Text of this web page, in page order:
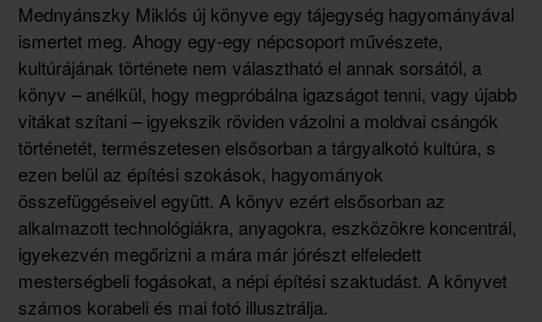
Mednyánszky Miklós új könyve egy tájegység hagyományával
ismertet meg. Ahogy egy-egy népcsoport művészete,
kultúrájának története nem választható el annak sorsától, a
könyv – anélkül, hogy megpróbálna igazságot tenni, vagy újabb
vitákat szítani – igyekszik röviden vázolni a moldvai csángók
történetét, természetesen elsősorban a tárgyalkotó kultúra, s
ezen belül az építési szokások, hagyományok
összefüggéseivel együtt. A könyv ezért elsősorban az
alkalmazott technológiákra, anyagokra, eszközökre koncentrál,
igyekezvén megőrizni a mára már jórészt elfeledett
mesterségbeli fogásokat, a népi építési szaktudást. A könyvet
számos korabeli és mai fotó illusztrálja.